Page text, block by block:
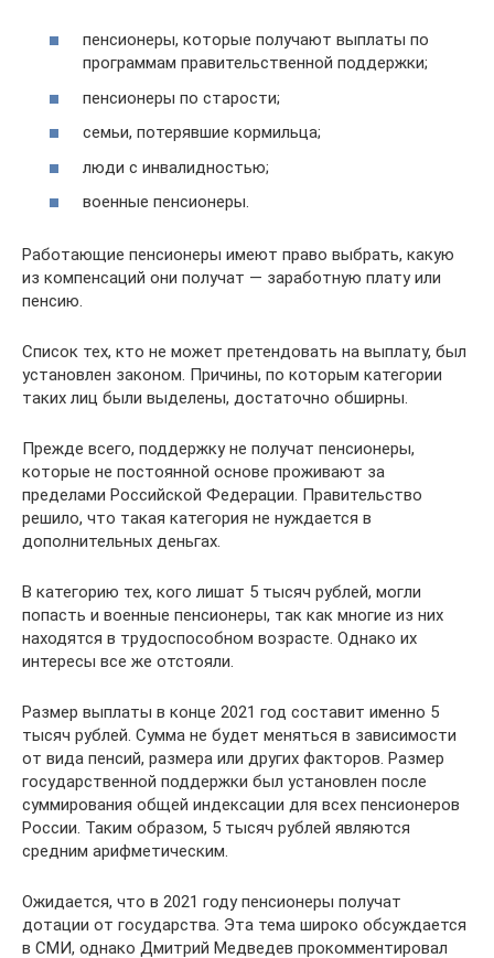
пенсионеры, которые получают выплаты по
программам правительственной поддержки;
пенсионеры по старости;
семьи, потерявшие кормильца;
люди с инвалидностью;
военные пенсионеры.
Работающие пенсионеры имеют право выбрать, какую
из компенсаций они получат — заработную плату или
пенсию.
Список тех, кто не может претендовать на выплату, был
установлен законом. Причины, по которым категории
таких лиц были выделены, достаточно обширны.
Прежде всего, поддержку не получат пенсионеры,
которые не постоянной основе проживают за
пределами Российской Федерации. Правительство
решило, что такая категория не нуждается в
дополнительных деньгах.
В категорию тех, кого лишат 5 тысяч рублей, могли
попасть и военные пенсионеры, так как многие из них
находятся в трудоспособном возрасте. Однако их
интересы все же отстояли.
Размер выплаты в конце 2021 год составит именно 5
тысяч рублей. Сумма не будет меняться в зависимости
от вида пенсий, размера или других факторов. Размер
государственной поддержки был установлен после
суммирования общей индексации для всех пенсионеров
России. Таким образом, 5 тысяч рублей являются
средним арифметическим.
Ожидается, что в 2021 году пенсионеры получат
дотации от государства. Эта тема широко обсуждается
в СМИ, однако Дмитрий Медведев прокомментировал